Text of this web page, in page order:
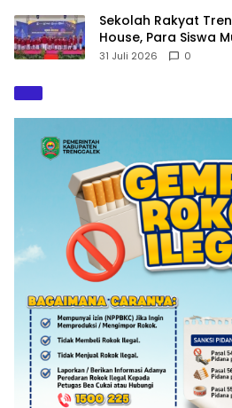
Sekolah Rakyat
House, Para Siswa
Baru
31 Juli 2026 0